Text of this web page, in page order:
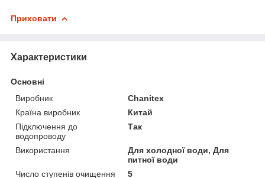
Приховати
Характеристики
Основні
Виробник
Chanitex
Країна виробник
Китай
Підключення до
водопроводу
Так
Використання
Для холодної води, Для
питної води
Число ступенів очищення
5